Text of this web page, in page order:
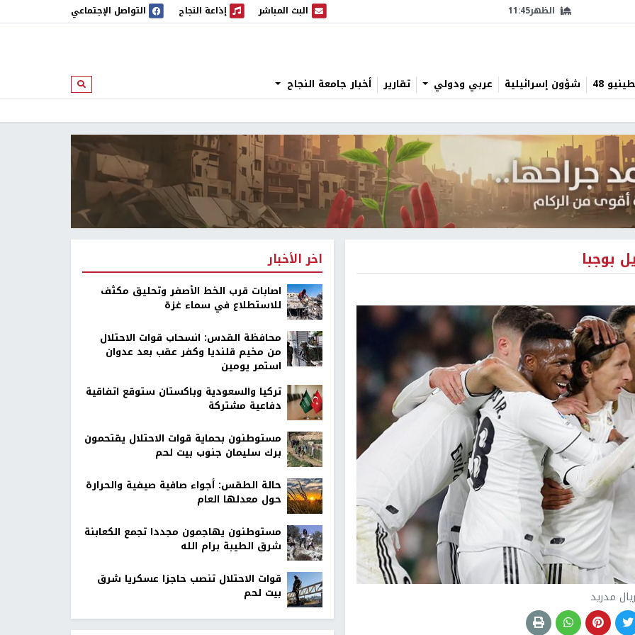
الظهر11:45 البث المباشر
البث المباشر إذاعة النجاح
إذاعة النجاح التواصل الإجتماعي
48 شؤون إسرائيلية عربي ودولي تقارير أخبار جامعة النجاح ابحث
بوجبا
مدريد
اخر الأخبار
اصابات قرب الخط الأصفر وتحليق مكثف
للاستطلاع في سماء غزة
محافظة القدس: انسحاب قوات الاحتلال
من مخيم قلنديا وكفر عقب بعد عدوان
استمر يومين
تركيا والسعودية وباكستان ستوقع اتفاقية
دفاعية مشتركة
مستوطنون بحماية قوات الاحتلال يقتحمون
برك سليمان جنوب بيت لحم
حالة الطقس: أجواء صافية صيفية والحرارة
حول معدلها العام
مستوطنون يهاجمون مجددا تجمع الكعابنة
شرق الطيبة برام الله
قوات الاحتلال تنصب حاجزا عسكريا شرق
بيت لحم